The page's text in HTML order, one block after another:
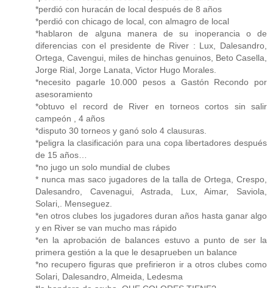
*perdió con huracán de local después de 8 años
*perdió con chicago de local, con almagro de local
*hablaron de alguna manera de su inoperancia o de
diferencias con el presidente de River : Lux, Dalesandro,
Ortega, Cavengui, miles de hinchas genuinos, Beto Casella,
Jorge Rial, Jorge Lanata, Victor Hugo Morales.
*necesito pagarle 10.000 pesos a Gastón Recondo por
asesoramiento
*obtuvo el record de River en torneos cortos sin salir
campeón , 4 años
*disputo 30 torneos y ganó solo 4 clausuras.
*peligra la clasificación para una copa libertadores después
de 15 años…
*no jugo un solo mundial de clubes
* nunca mas saco jugadores de la talla de Ortega, Crespo,
Dalesandro, Cavenagui, Astrada, Lux, Aimar, Saviola,
Solari,. Menseguez.
*en otros clubes los jugadores duran años hasta ganar algo
y en River se van mucho mas rápido
*en la aprobación de balances estuvo a punto de ser la
primera gestión a la que le desaprueben un balance
*no recupero figuras que prefirieron ir a otros clubes como
Solari, Dalesandro, Almeida, Ledesma